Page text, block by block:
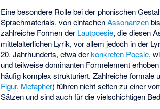
Eine besondere Rolle bei der phonischen
Sprachmaterials, von einfachenAssonanzen
zahlreiche Formen der Lautpoesie, die diesen
mittelalterlichen Lyrik, vor allem jedoch in der
20. Jahrhunderts, etwa derkonkreten Poesie,
und teilweise dominanten Formelement
häufig komplex strukturiert. Zahlreiche formale
Figur, Metapher) führen nicht selten zu einer
Sätzen und sind auch für die vielschichtigen